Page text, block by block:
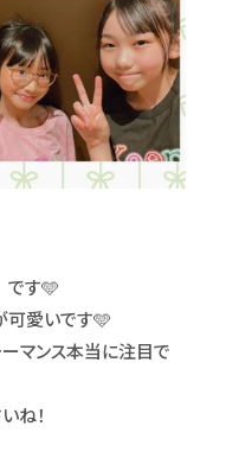
です🩵
可愛いです🩵
マンス本当に注目で
ね！